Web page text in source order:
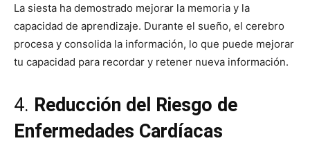
La siesta ha demostrado mejorar la memoria y la
capacidad de aprendizaje. Durante el sueño, el cerebro
procesa y consolida la información, lo que puede mejorar
tu capacidad para recordar y retener nueva información.
4. Reducción del Riesgo de
Enfermedades Cardíacas